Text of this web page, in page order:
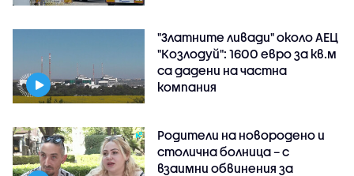
"Златните ливади" около АЕЦ
"Козлодуй": 1600 евро за кв.м
са дадени на частна
компания
Родители на новородено и
столична болница – с
взаимни обвинения за